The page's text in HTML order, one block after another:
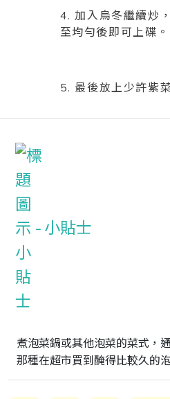
4. 加入烏冬繼續炒
至均勻後即可上碟。
5. 最後放上少許紫
小貼士
煮泡菜鍋或其他泡菜的菜式，
那種在超市買到醃得比較久的